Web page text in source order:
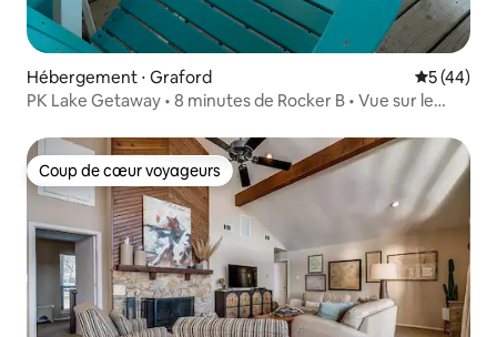
Hébergement ⋅ Graford
5 (44)
PK Lake Getaway • 8 minutes de Rocker B • Vue sur le
Coup de cœur voyageurs
Coup de cœur voyageurs